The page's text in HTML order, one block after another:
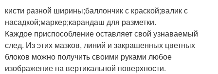
кисти разной ширины;баллончик с краской;валик с
насадкой;маркер;карандаш для разметки.
Каждое приспособление оставляет свой узнаваемый
след. Из этих мазков, линий и закрашенных цветных
блоков можно получить своими руками любое
изображение на вертикальной поверхности.